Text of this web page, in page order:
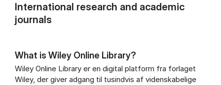
International research and academic
journals
What is Wiley Online Library?
Wiley Online Library er en digital platform fra forlaget
Wiley, der giver adgang til tusindvis af videnskabelige